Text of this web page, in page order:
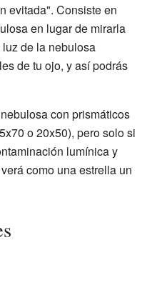
evitada". Consiste en
en lugar de mirarla
de la nebulosa
de tu ojo, y así podrás
con prismáticos
o 20x50), pero solo si
lumínica y
como una estrella un